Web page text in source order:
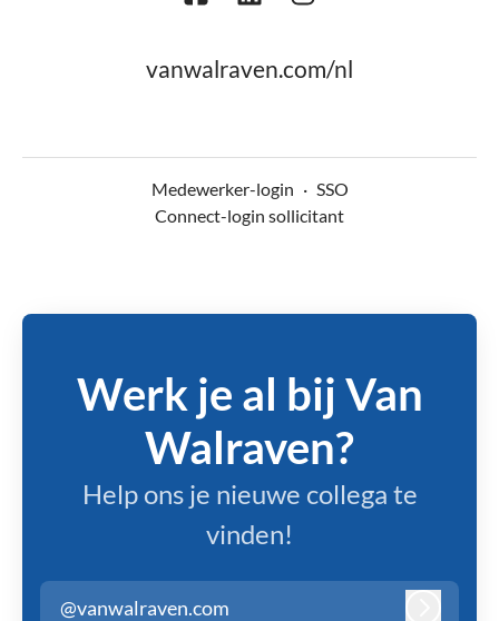
vanwalraven.com/nl
Medewerker-login · SSO
Connect-login sollicitant
Werk je al bij Van
Walraven?
Help ons je nieuwe collega te
vinden!
@vanwalraven.com